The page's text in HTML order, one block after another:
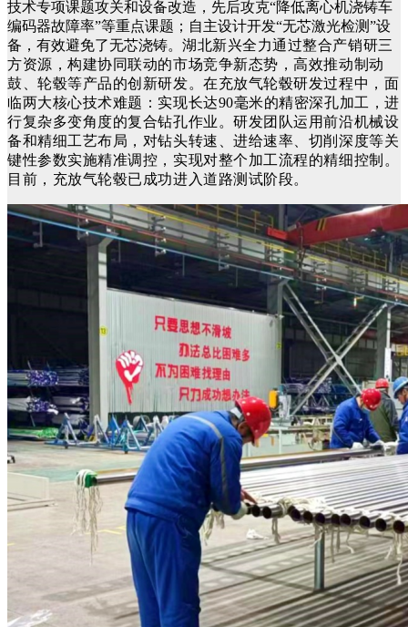
技术专项课题攻关和设备改造，先后攻克“降低离心机浇铸车
编码器故障率”等重点课题；自主设计开发“无芯激光检测”设
备，有效避免了无芯浇铸。 湖北新兴全力通过整合产销研三
方资源，构建协同联动的市场竞争新态势，高效推动制动
鼓、轮毂等产品的创新研发。在充放气轮毂研发过程中，面
临两大核心技术难题：实现长达90毫米的精密深孔加工，进
行复杂多变角度的复合钻孔作业。研发团队运用前沿机械设
备和精细工艺布局，对钻头转速、进给速率、切削深度等关
键性参数实施精准调控，实现对整个加工流程的精细控制。
目前，充放气轮毂已成功进入道路测试阶段。